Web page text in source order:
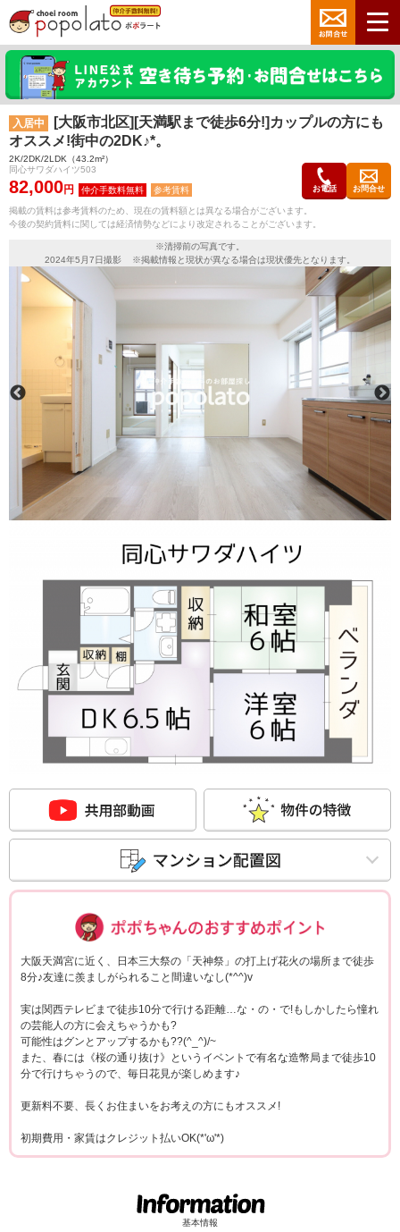
入居中
[大阪市北区][天満駅まで徒歩6分!]カップルの方にも
オススメ!街中の2DK♪*。
2K/2DK/2LDK（43.2m²）
同心サワダハイツ503
82,000円 参考賃料 お電話 お問合せ
掲載の賃料は参考賃料のため、現在の賃料額とは異なる場合がございます。
今後の契約賃料に関しては経済情勢などにより改定されることがございます。
※清掃前の写真です。
2024年5月7日撮影 ※掲載情報と現状が異なる場合は現状優先となります。
大阪天満宮に近く、日本三大祭の「天神祭」の打上げ花火の場所まで徒歩
8分♪友達に羨ましがられること間違いなし(*^^)v
実は関西テレビまで徒歩10分で行ける距離…な・の・で!もしかしたら憧れ
の芸能人の方に会えちゃうかも?
可能性はグンとアップするかも??(^_^)/~
また、春には《桜の通り抜け》というイベントで有名な造幣局まで徒歩10
分で行けちゃうので、毎日花見が楽しめます♪
更新料不要、長くお住まいをお考えの方にもオススメ!
初期費用・家賃はクレジット払いOK(*'ω'*)
基本情報